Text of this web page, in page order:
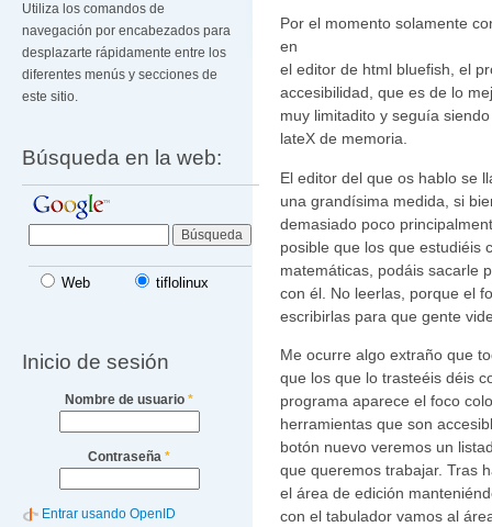
Utiliza los comandos de
navegación por encabezados para
desplazarte rápidamente entre los
diferentes menús y secciones de
este sitio.
Búsqueda en la web:
Web tiflolinux
Inicio de sesión
Nombre de usuario *
Contraseña *
Entrar usando OpenID
Por el momento solamente
en
el editor de html bluefish, el
accesibilidad, que es de lo
muy limitadito y seguía
lateX de memoria.
El editor del que os hablo se
una grandísima medida, si
demasiado poco
posible que los que estudiéis
matemáticas, podáis sacarle
con él. No leerlas, porque el
escribirlas para que gente
Me ocurre algo extraño que
que los que lo trasteéis déis
programa aparece el foco
herramientas que son
botón nuevo veremos un
que queremos trabajar. Tras
el área de edición
con el tabulador vamos al